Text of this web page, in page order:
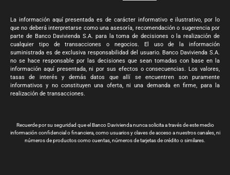
La información aquí presentada es de carácter informativo e ilustrativo, por lo
que no deberá interpretarse como una asesoría, recomendación o sugerencia por
parte de Banco Davivienda S.A. para la toma de decisiones o la realización de
cualquier tipo de transacciones o negocios. El uso de la información
suministrada es de exclusiva responsabilidad del usuario. Banco Davivienda S.A.
no se hace responsable por las decisiones que sean tomadas con base en la
información aquí presentada, ni por sus efectos o consecuencias. Los valores,
tasas de interés y demás datos que allí se encuentren son puramente
informativos y no constituyen una oferta, ni una demanda en firme, para la
realización de transacciones.
Recuerde por su seguridad que el Banco Davivienda nunca solicita a través de este medio
información confidencial o financiera, como usuarios y claves de acceso a nuestros canales, ni
números de productos como cuentas, números de tarjetas de crédito o similares.